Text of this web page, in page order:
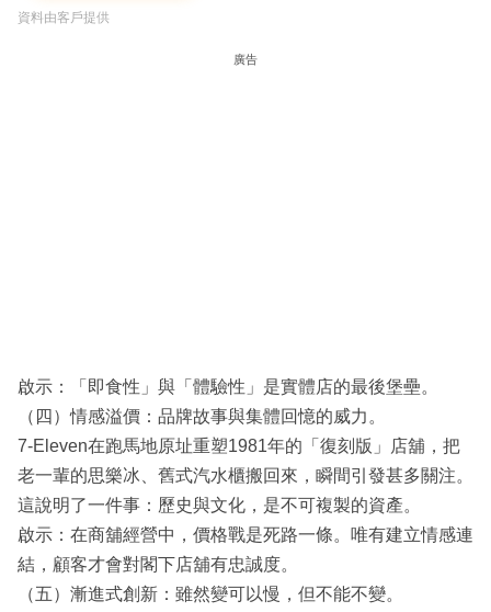
資料由客戶提供
廣告
啟示：「即食性」與「體驗性」是實體店的最後堡壘。
（四）情感溢價：品牌故事與集體回憶的威力。
7-Eleven在跑馬地原址重塑1981年的「復刻版」店舖，把
老一輩的思樂冰、舊式汽水櫃搬回來，瞬間引發甚多關注。
這說明了一件事：歷史與文化，是不可複製的資產。
啟示：在商舖經營中，價格戰是死路一條。唯有建立情感連
結，顧客才會對閣下店舖有忠誠度。
（五）漸進式創新：雖然變可以慢，但不能不變。